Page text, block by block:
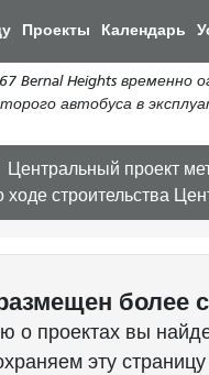
Проекты Календарь
Bernal Heights временно
автобуса в
Центральный проект
строительства
более
о проектах вы
эту